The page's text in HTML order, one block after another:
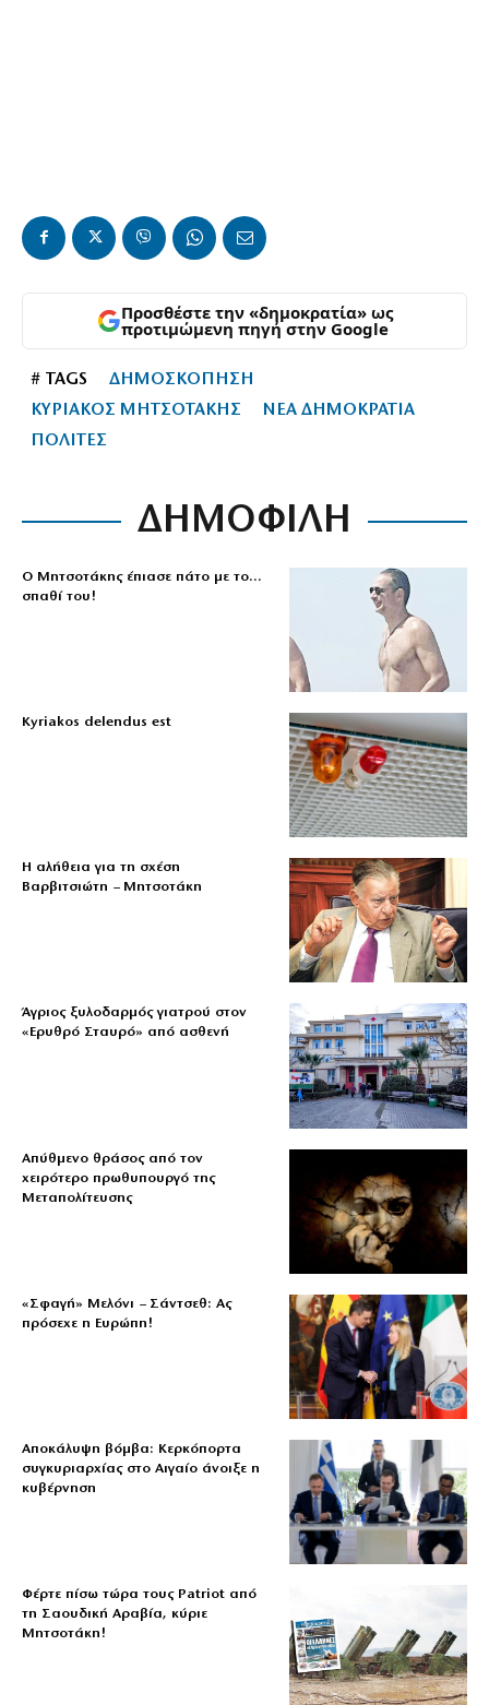
Προσθέστε την «δημοκρατία» ως
προτιμώμενη πηγή στην Google
# TAGS
ΔΗΜΟΣΚΟΠΗΣΗ
ΚΥΡΙΑΚΟΣ ΜΗΤΣΟΤΑΚΗΣ
ΝΕΑ ΔΗΜΟΚΡΑΤΙΑ
ΠΟΛΙΤΕΣ
ΔΗΜΟΦΙΛΗ
Ο Μητσοτάκης έπιασε πάτο με το…
σπαθί του!
Kyriakos delendus est
Η αλήθεια για τη σχέση
Βαρβιτσιώτη – Μητσοτάκη
Άγριος ξυλοδαρμός γιατρού στον
«Ερυθρό Σταυρό» από ασθενή
Απύθμενο θράσος από τον
χειρότερο πρωθυπουργό της
Μεταπολίτευσης
«Σφαγή» Μελόνι – Σάντσεθ: Ας
πρόσεχε η Ευρώπη!
Αποκάλυψη βόμβα: Κερκόπορτα
συγκυριαρχίας στο Αιγαίο άνοιξε η
κυβέρνηση
Φέρτε πίσω τώρα τους Patriot από
τη Σαουδική Αραβία, κύριε
Μητσοτάκη!